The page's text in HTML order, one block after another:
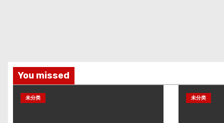
You missed
未分类 未分类